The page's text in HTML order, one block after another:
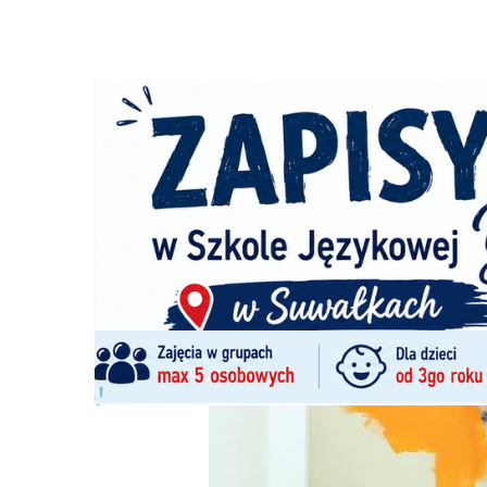
Ścieżka
nawigacyjna
Strona główna
Styl tradycyjny
ARTYKUŁY 15/03/2021 / 0 Komentarzy
Styl tradycyjny vs nowoczesny. W